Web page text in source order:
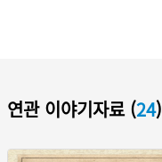
연관 이야기자료 (24)